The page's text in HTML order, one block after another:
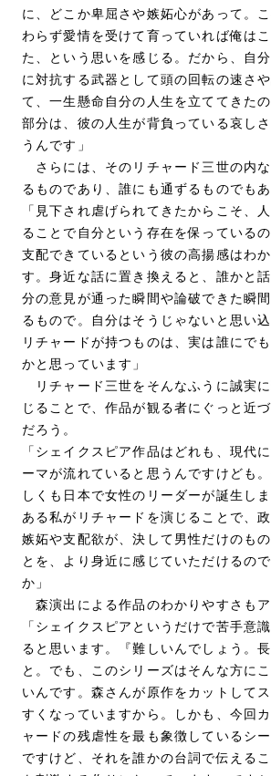
に、どこか卑屈さや嫉妬心があって。
わらず愛情を受けて育っていれば俺は
た、という思いを感じる。だから、自
に対抗する武器として頭の回転の速さ
て、一生懸命自分の人生を立ててきた
部分は、彼の人生が背負っている哀し
うんです」
さらには、そのリチャード三世の内
るものであり、誰にも通ずるものでも
「見下され虐げられてきたからこそ、
ることで自分という存在を保っている
支配できているという彼の高揚感はわ
す。身近な話に置き換えると、誰かと
分の意見が通った瞬間や論破できた瞬
るもので。自分はそうじゃないと思い
リチャードが持つものは、実は誰にで
かと思っています」
リチャード三世をそんなふうに誠実
じることで、作品が観る者にぐっと近
だろう。
「シェイクスピア作品はどれも、現代
ーマが流れていると思うんですけども
しくも日本で女性のリーダーが誕生し
ある私がリチャードを演じることで、
嫉妬や支配欲が、決して男性だけのも
とを、より身近に感じていただけるの
か」
森演出による作品のわかりやすさもア
「シェイクスピアというだけで苦手意
ると思います。『難しいんでしょう。長
と。でも、このシリーズはそんな方に
いんです。森さんが原作をカットして
すくなっていますから。しかも、今回
ャードの残虐性を最も象徴しているシ
ですけど、それを誰かの台詞で伝える